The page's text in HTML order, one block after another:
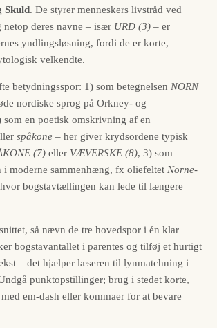
Skuld. De styrer menneskers livstråd ved
deres navne – især URD (3) – er
yndlingsløsning, fordi de er korte,
velkendte.
betydningsspor: 1) som betegnelsen NORN
nordiske sprog på Orkney- og
som en poetisk omskrivning af en
spåkone – her giver krydsordene typisk
(7) eller VÆVERSKE (8), 3) som
i moderne sammenhæng, fx oliefeltet Norne-
bogstav­tællingen kan lede til længere
så nævn de tre hovedspor i én klar
bogstavantallet i parentes og tilføj et hurtigt
– det hjælper læseren til lyn­matchning i
punktopstillinger; brug i stedet korte,
em-dash eller kommaer for at bevare